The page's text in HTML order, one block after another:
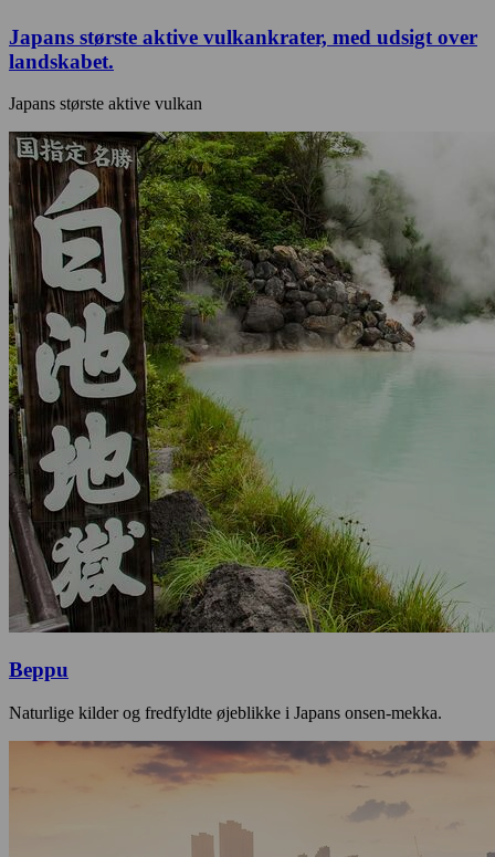
Japans største aktive vulkankrater, med udsigt over
landskabet.
Japans største aktive vulkan
Beppu
Naturlige kilder og fredfyldte øjeblikke i Japans onsen-mekka.